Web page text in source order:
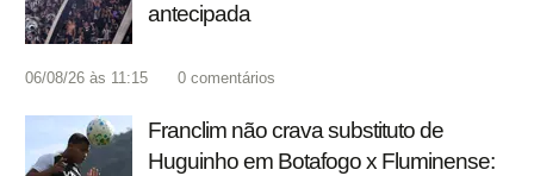
antecipada
06/08/26 às 11:15 0 comentários
Franclim não crava substituto de
Huguinho em Botafogo x Fluminense: